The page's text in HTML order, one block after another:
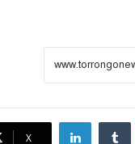
X
LinkedIn